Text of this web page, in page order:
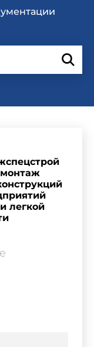
легкой